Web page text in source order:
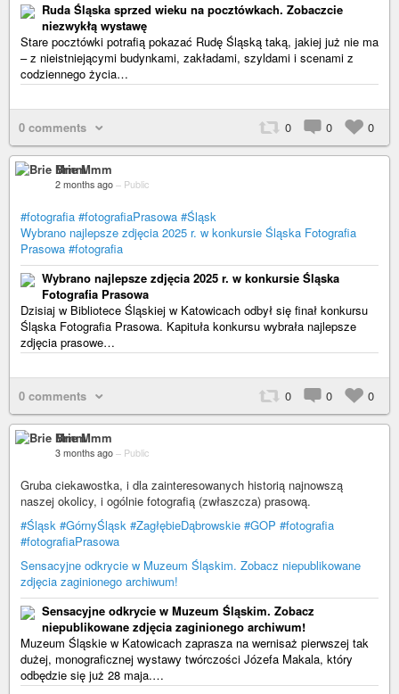
Ruda Śląska sprzed wieku na pocztówkach. Zobaczcie
niezwykłą wystawę
Stare pocztówki potrafią pokazać Rudę Śląską taką, jakiej już nie ma
– z nieistniejącymi budynkami, zakładami, szyldami i scenami z
codziennego życia…
0 comments 0 0 0
Brie Mmm
2 months ago – Public
#fotografia #fotografiaPrasowa #Śląsk
Wybrano najlepsze zdjęcia 2025 r. w konkursie Śląska Fotografia
Prasowa #fotografia
Wybrano najlepsze zdjęcia 2025 r. w konkursie Śląska
Fotografia Prasowa
Dzisiaj w Bibliotece Śląskiej w Katowicach odbył się finał konkursu
Śląska Fotografia Prasowa. Kapituła konkursu wybrała najlepsze
zdjęcia prasowe…
0 comments 0 0 0
Brie Mmm
3 months ago – Public
Gruba ciekawostka, i dla zainteresowanych historią najnowszą
naszej okolicy, i ogólnie fotografią (zwłaszcza) prasową.
#Śląsk #GórnyŚląsk #ZagłębieDąbrowskie #GOP #fotografia
#fotografiaPrasowa
Sensacyjne odkrycie w Muzeum Śląskim. Zobacz niepublikowane
zdjęcia zaginionego archiwum!
Sensacyjne odkrycie w Muzeum Śląskim. Zobacz
niepublikowane zdjęcia zaginionego archiwum!
Muzeum Śląskie w Katowicach zaprasza na wernisaż pierwszej tak
dużej, monograficznej wystawy twórczości Józefa Makala, który
odbędzie się już 28 maja.…